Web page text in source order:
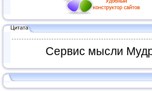
Цитата
Сервис мысли